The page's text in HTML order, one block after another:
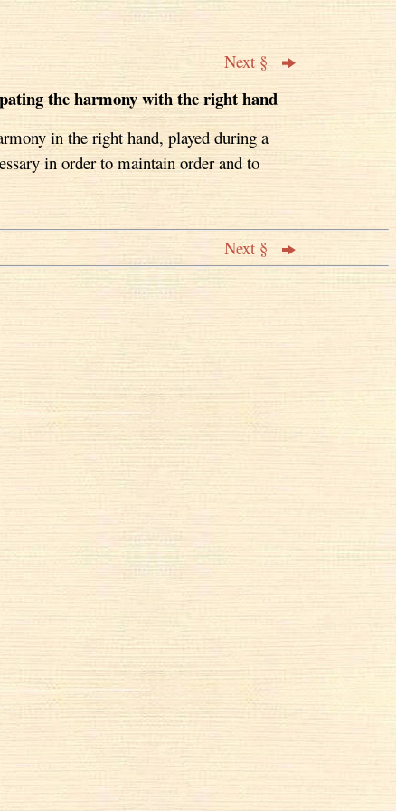
Next §
the harmony with the right hand
in the right hand, played during a
in order to maintain order and to
Next §